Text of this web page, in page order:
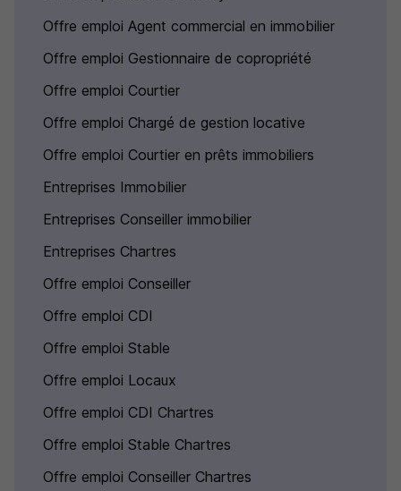
Offre emploi Agent commercial en immobilier
Offre emploi Gestionnaire de copropriété
Offre emploi Courtier
Offre emploi Chargé de gestion locative
Offre emploi Courtier en prêts immobiliers
Entreprises Immobilier
Entreprises Conseiller immobilier
Entreprises Chartres
Offre emploi Conseiller
Offre emploi CDI
Offre emploi Stable
Offre emploi Locaux
Offre emploi CDI Chartres
Offre emploi Stable Chartres
Offre emploi Conseiller Chartres